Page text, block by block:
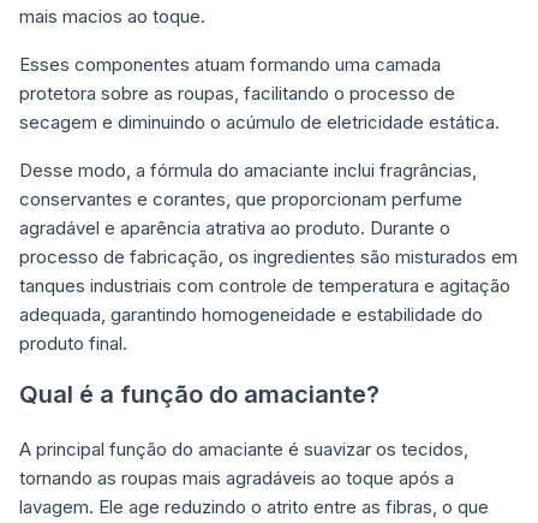
mais macios ao toque.
Esses componentes atuam formando uma camada
protetora sobre as roupas, facilitando o processo de
secagem e diminuindo o acúmulo de eletricidade estática.
Desse modo, a fórmula do amaciante inclui fragrâncias,
conservantes e corantes, que proporcionam perfume
agradável e aparência atrativa ao produto. Durante o
processo de fabricação, os ingredientes são misturados em
tanques industriais com controle de temperatura e agitação
adequada, garantindo homogeneidade e estabilidade do
produto final.
Qual é a função do amaciante?
A principal função do amaciante é suavizar os tecidos,
tornando as roupas mais agradáveis ao toque após a
lavagem. Ele age reduzindo o atrito entre as fibras, o que